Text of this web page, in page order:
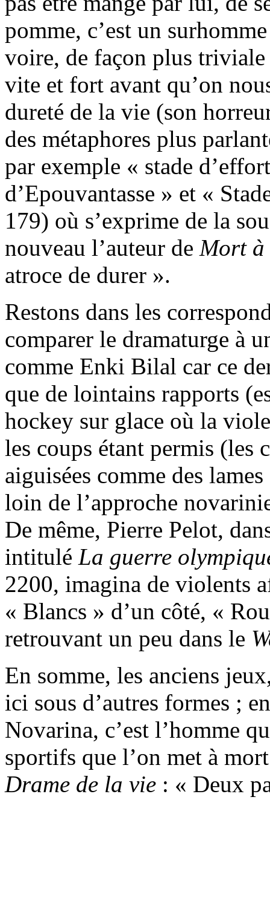
pomme, c’est un
voire, de façon plus
vite et fort avant qu’on
dureté de la vie (son
des métaphores plus
par exemple « stade
d’Epouvantasse » et «
179) où s’exprime de la
nouveau l’auteur de Mort à
atroce de durer ».
Restons dans les
comparer le dramaturge à
comme Enki Bilal car ce
que de lointains rapports
hockey sur glace où la
les coups étant permis (les
aiguisées comme des
loin de l’approche
De même, Pierre Pelot,
intitulé La guerre
2200, imagina de violents
« Blancs » d’un côté, «
retrouvant un peu dans le
En somme, les anciens
ici sous d’autres formes ;
Novarina, c’est l’homme
sportifs que l’on met à
Drame de la vie : « Deux